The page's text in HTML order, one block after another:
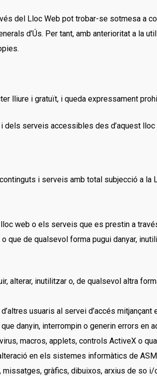
del Lloc Web pot trobar-se sotmesa a
d’Ús. Per tant, amb anterioritat a la
lliure i gratuït, i queda expressament
dels serveis accessibles des d’aquest
i serveis amb total subjecció a
lloc web o els serveis que es prestin a
de qualsevol forma pugui danyar,
alterar, inutilitzar o, de qualsevol altra
usuaris al servei d’accés
danyin, interrompin o generin errors en
macros, applets, controls ActiveX o
en els sistemes informàtics de
missatges, gràfics, dibuixos, arxius de so